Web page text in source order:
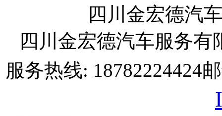
四川金宏德汽
四川金宏德汽车服务
服务热线: 18782224424